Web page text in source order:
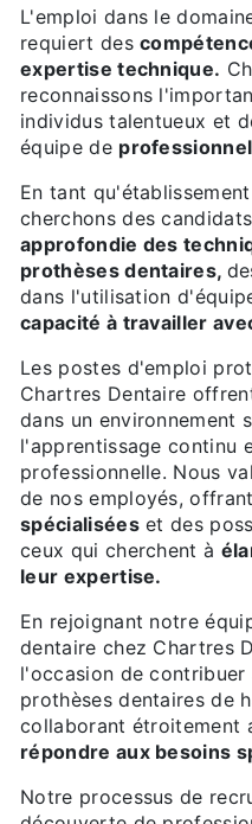
L'emploi dans le
requiert des
expertise technique.
reconnaissons
individus talentueux et
équipe de
En tant
cherchons des
approfondie des
prothèses dentaires,
dans l'utilisation
capacité à travailler
Les postes d'emploi
Chartres Dentaire
dans un environnement
l'apprentissage continu
professionnelle. Nous
de nos employés,
spécialiséeset des
ceux qui cherchent à
leur expertise.
En rejoignant notre
dentaire chez Chartres
l'occasion de
prothèses dentaires de
collaborant étroitement
répondre aux besoins
Notre processus de